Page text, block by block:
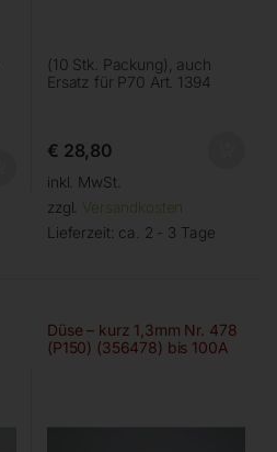
(10 Stk. Packung), auch
Ersatz für P70 Art. 1394
€ 28,80
inkl. MwSt.
zzgl. Versandkosten
Lieferzeit: ca. 2 - 3 Tage
Düse – kurz 1,3mm Nr. 478
(P150) (356478) bis 100A